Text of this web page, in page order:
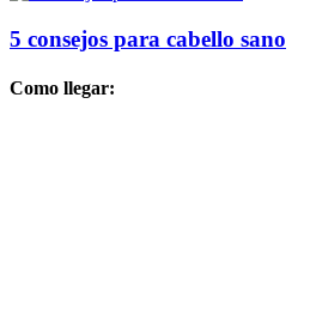
5 consejos para cabello sano
Como llegar: